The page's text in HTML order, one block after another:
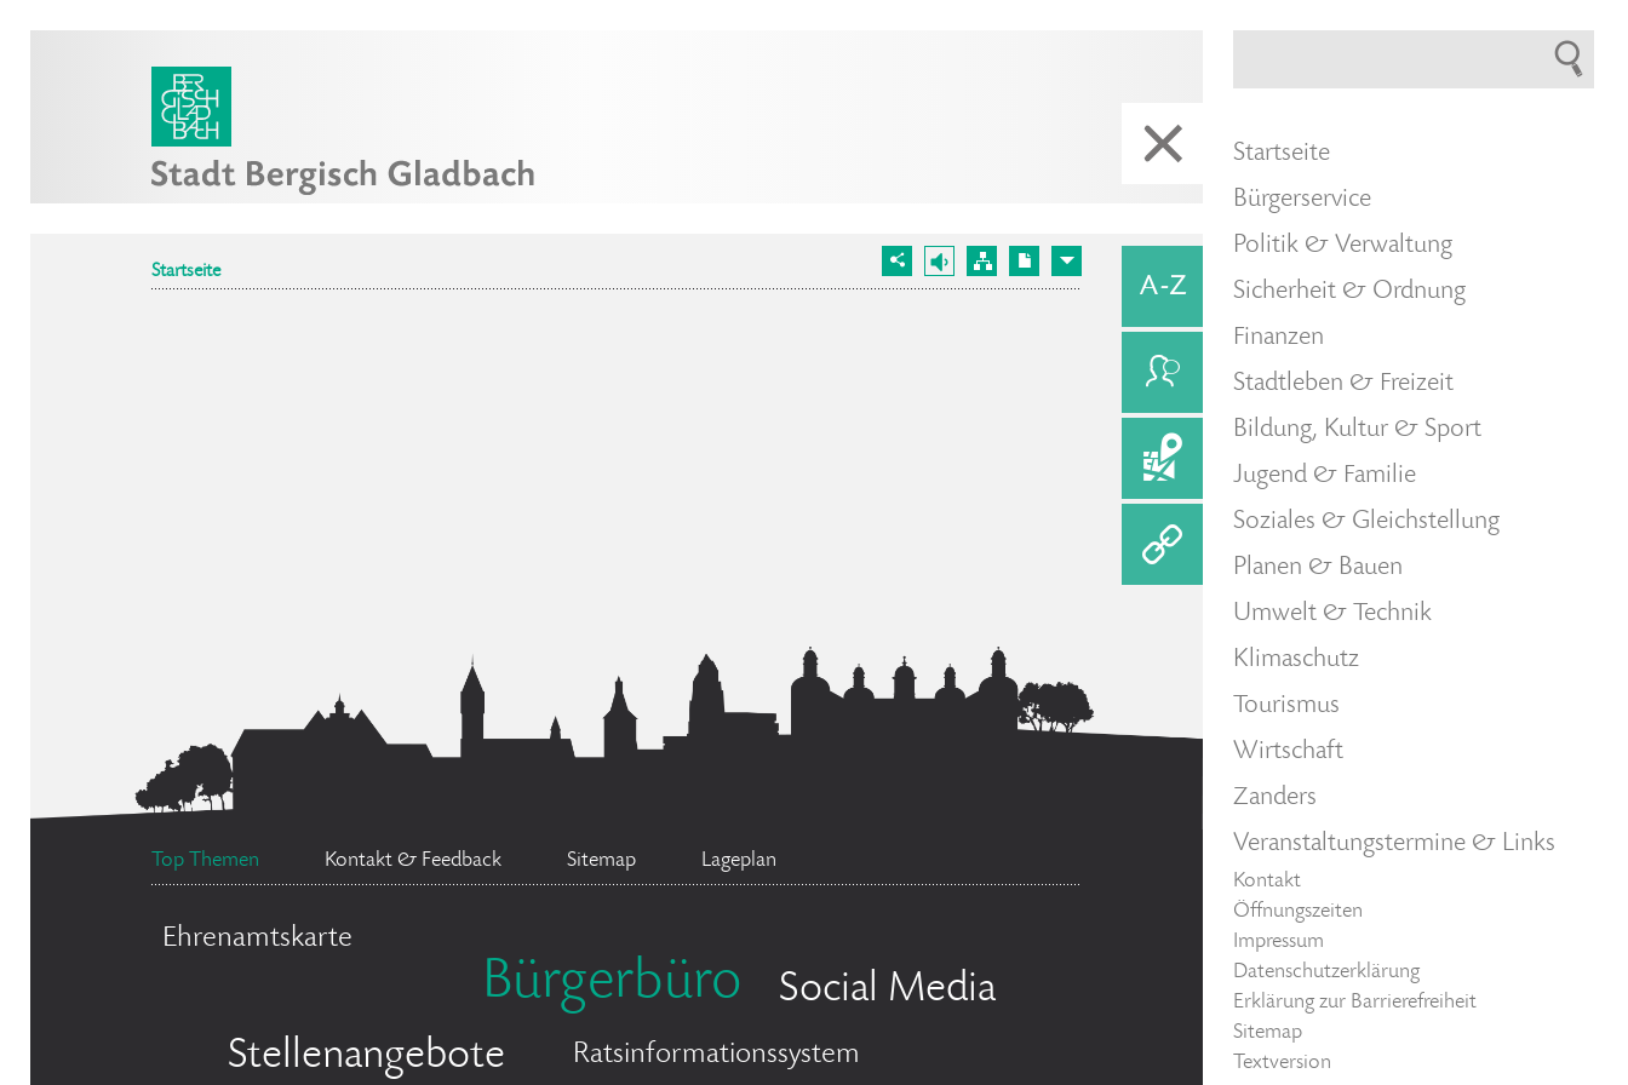
Startseite
Top Themen Kontakt & Feedback Sitemap Lageplan
Ehrenamtskarte
Bürgerbüro
Social Media
Stellenangebote
Ratsinformationssystem
Startseite
Bürgerservice
Politik & Verwaltung
Sicherheit & Ordnung
Finanzen
Stadtleben & Freizeit
Bildung, Kultur & Sport
Jugend & Familie
Soziales & Gleichstellung
Planen & Bauen
Umwelt & Technik
Klimaschutz
Tourismus
Wirtschaft
Zanders
Veranstaltungstermine & Links
Kontakt
Öffnungszeiten
Impressum
Datenschutzerklärung
Erklärung zur Barrierefreiheit
Sitemap
Textversion